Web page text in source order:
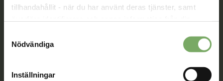
tillhandahållit - när du har använt deras tjänster, samt
området. Du godkänner våra cookies vid fortsatt
Nödvändiga
Inställningar
till oss utifrån din roll och ditt ärende. Du som är
08-567 06 100